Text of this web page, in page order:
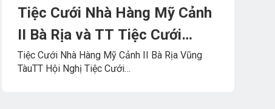
Tiệc Cưới Nhà Hàng Mỹ Cảnh
II Bà Rịa và TT Tiệc Cưới
Diamond_Place
Tiệc Cưới Nhà Hàng Mỹ Cảnh II Bà Rịa Vũng
TàuTT Hội Nghị Tiệc Cưới